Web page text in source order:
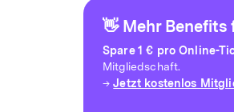
👋 Mehr
Spare1 € pro Online-
Mitgliedschaft.
→Jetzt kostenlos